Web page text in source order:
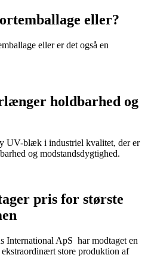
eller?
eller er det også en
holdbarhed og
UV-blæk i industriel kvalitet, der er
og modstandsdygtighed.
pris for største
International ApS har modtaget en
store produktion af